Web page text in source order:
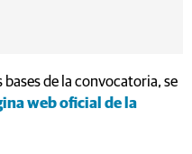
de la convocatoria, se
web oficial de la